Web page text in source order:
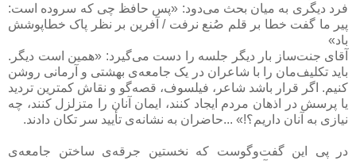
فرد دیگری به میان بحث می‌دود: «پس حافظ چی که سروده است:
پیر ما گفت خطا بر قلم صُنع نرفت / آفرین بر نظر پاک خطاپوشش
باد»
آقای جنت‌ساز بار دیگر جلسه را دست می‌گیرد: «همین است دیگر.
باید تکلیف‌مان را با شاعران در یک جامعه‌ی بهشتی و آرمانی روشن
کنیم. اگر قرار باشد شاعر، فیلسوف، قصه‌گو و نقاش کمترین تردید
یا پرسش در اذهان مردم ایجاد کنند، ایمان آنان را متزلزل کنند، چه
نیازی به آنان داریم؟!» ...حاضران به نشانه‌ی تأیید سر تکان دادند.
در پی این گفت‌وگوست که نخستین جرقه‌ی ساختن جامعه‌ی